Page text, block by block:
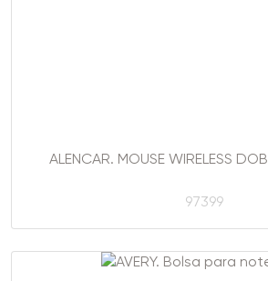
ALENCAR. MOUSE WIRELESS
97399